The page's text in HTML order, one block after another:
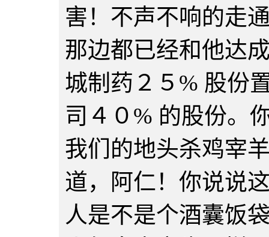
害！不声不响的走
那边都已经和他达
城制药２５% 股份
司４０% 的股份。
我们的地头杀鸡宰
道，阿仁！你说说
人是不是个酒囊饭